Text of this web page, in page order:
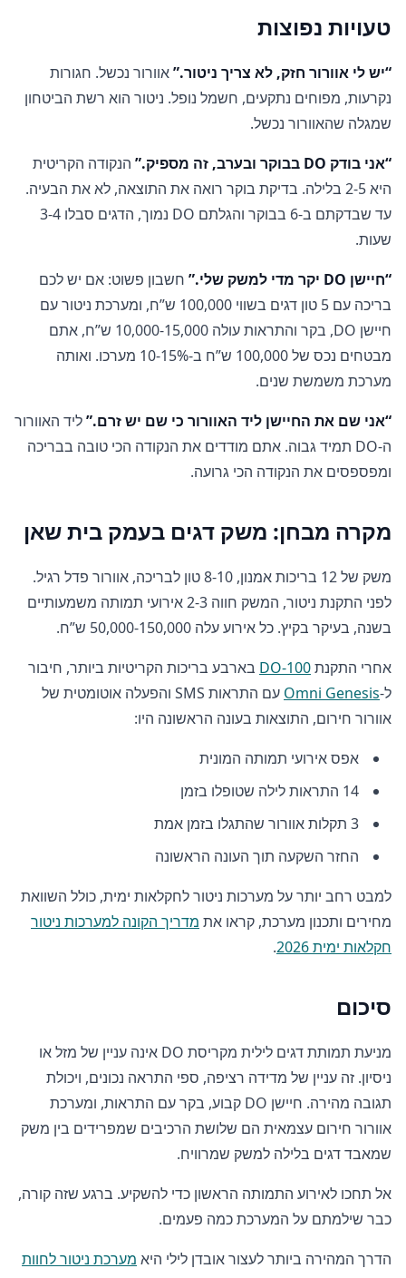
טעויות נפוצות
“יש לי אוורור חזק, לא צריך ניטור.”אוורור נכשל. חגורות
נקרעות, מפוחים נתקעים, חשמל נופל. ניטור הוא רשת הביטחון
שמגלה שהאוורור נכשל.
“אני בודק DO בבוקר ובערב, זה מספיק.”
הנקודה הקריטית
היא 2-5 בלילה. בדיקת בוקר רואה את התוצאה, לא את הבעיה.
עד שבדקתם ב-6 בבוקר והגלתם DO נמוך, הדגים סבלו 3-4
שעות.
“חיישן DO יקר מדי למשק שלי.”
חשבון פשוט: אם יש לכם
בריכה עם 5 טון דגים בשווי 100,000 ש”ח, ומערכת ניטור עם
חיישן DO, בקר והתראות עולה 10,000-15,000 ש”ח, אתם
מבטחים נכס של 100,000 ש”ח ב-10-15% מערכו. ואותה
מערכת משמשת שנים.
“אני שם את החיישן ליד האוורור כי שם יש זרם.”ליד האוורור
ה-DO תמיד גבוה. אתם מודדים את הנקודה הכי טובה בבריכה
ומפספסים את הנקודה הכי גרועה.
מקרה מבחן: משק דגים בעמק בית שאן
משק של 12 בריכות אמנון, 8-10 טון לבריכה, אוורור פדל רגיל.
לפני התקנת ניטור, המשק חווה 2-3 אירועי תמותה משמעותיים
בשנה, בעיקר בקיץ. כל אירוע עלה 50,000-150,000 ש”ח.
אחרי התקנתDO-100 בארבע בריכות הקריטיות ביותר, חיבור
ל-Omni Genesis
עם התראות SMS והפעלה אוטומטית של
אוורור חירום, התוצאות בעונה הראשונה היו:
אפס אירועי תמותה המונית
14 התראות לילה שטופלו בזמן
3 תקלות אוורור שהתגלו בזמן אמת
החזר השקעה תוך העונה הראשונה
למבט רחב יותר על מערכות ניטור לחקלאות ימית, כולל השוואת
מחירים ותכנון מערכת, קראו את מדריך הקונה למערכות ניטור
חקלאות ימית 2026
.
סיכום
מניעת תמותת דגים לילית מקריסת DO אינה עניין של מזל או
ניסיון. זה עניין של מדידה רציפה, ספי התראה נכונים, ויכולת
תגובה מהירה. חיישן DO קבוע, בקר עם התראות, ומערכת
אוורור חירום עצמאית הם שלושת הרכיבים שמפרידים בין משק
שמאבד דגים בלילה למשק שמרוויח.
אל תחכו לאירוע התמותה הראשון כדי להשקיע. ברגע שזה קורה,
כבר שילמתם על המערכת כמה פעמים.
הדרך המהירה ביותר לעצור אובדן לילי היא מערכת ניטור לחוות